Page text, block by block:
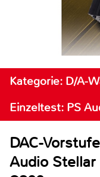
Kategorie: D/A-
Einzeltest: PS
DAC-
Audio Stellar